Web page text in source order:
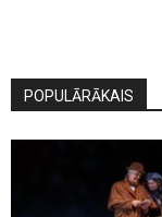
POPULĀRĀKAIS